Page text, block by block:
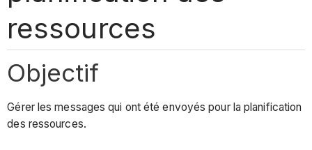
ressources
Objectif
Gérer les messages qui ont été envoyés pour la planification
des ressources.